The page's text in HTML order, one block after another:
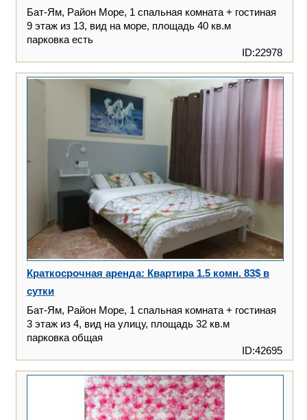
Бат-Ям, Район Море, 1 спальная комната + гостиная
9 этаж из 13, вид на море, площадь 40 кв.м
парковка есть
ID:22978
Краткосрочная аренда: Квартира 1.5 комн. 83$ в
сутки
Бат-Ям, Район Море, 1 спальная комната + гостиная
3 этаж из 4, вид на улицу, площадь 32 кв.м
парковка общая
ID:42695